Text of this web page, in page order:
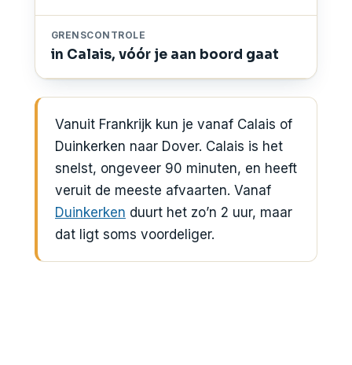
GRENSCONTROLE
in Calais, vóór je aan boord gaat
Vanuit Frankrijk kun je vanaf Calais of
Duinkerken naar Dover. Calais is het
snelst, ongeveer 90 minuten, en heeft
veruit de meeste afvaarten. Vanaf
Duinkerken duurt het zo’n 2 uur, maar
dat ligt soms voordeliger.